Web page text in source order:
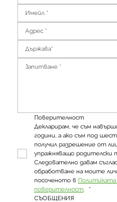
Поверителност
Декларирам, че съм
години, а ако съм под
получил разрешение от
упражняващо родителски
Следователно давам
обработване на моите
посоченото в Политиката
поверителност
*
СЪОБЩЕНИЯ